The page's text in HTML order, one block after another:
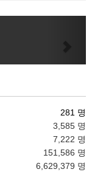
281 명
3,585 명
7,222 명
151,586 명
6,629,379 명